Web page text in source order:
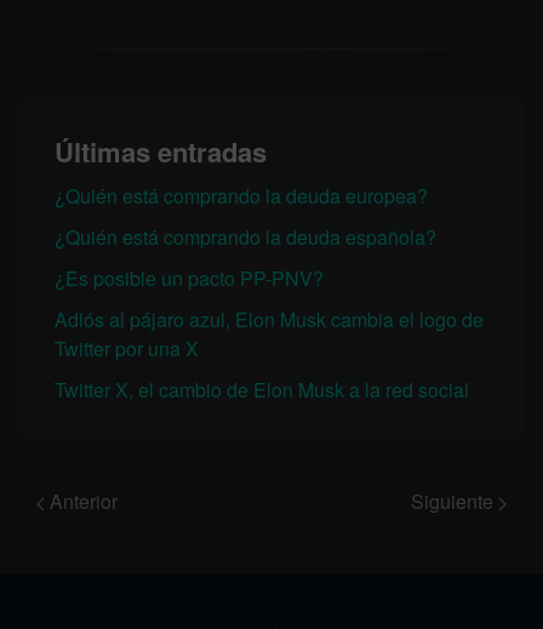
Últimas entradas
¿Quién está comprando la deuda europea?
¿Quién está comprando la deuda española?
¿Es posible un pacto PP-PNV?
Adiós al pájaro azul, Elon Musk cambia el logo de
Twitter por una X
Twitter X, el cambio de Elon Musk a la red social
Anterior Siguiente